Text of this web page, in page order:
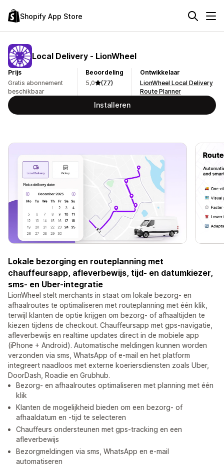
Shopify App Store
Local Delivery ‑ LionWheel
Prijs
Gratis abonnement
beschikbaar
Beoordeling
5,0
(77)
Ontwikkelaar
LionWheel Local Delivery
Route Planner
Installeren
Lokale bezorging en routeplanning met
chauffeursapp, afleverbewijs, tijd- en datumkiezer,
sms- en Uber-integratie
LionWheel stelt merchants in staat om lokale bezorg- en
afhaalroutes te optimaliseren met routeplanning met één klik,
terwijl klanten de optie krijgen om bezorg- of afhaaltijden te
kiezen tijdens de checkout. Chauffeursapp met gps-navigatie,
afleverbewijs en realtime updates direct in de mobiele app
(iPhone + Android). Automatische meldingen kunnen worden
verzonden via sms, WhatsApp of e-mail en het platform
integreert naadloos met externe koeriersdiensten zoals Uber,
DoorDash, Roadie en Grubhub.
Bezorg- en afhaalroutes optimaliseren met planning met één
klik
Klanten de mogelijkheid bieden om een bezorg- of
afhaaldatum en -tijd te selecteren
Chauffeurs ondersteunen met gps-tracking en een
afleverbewijs
Bezorgmeldingen via sms, WhatsApp en e-mail
automatiseren